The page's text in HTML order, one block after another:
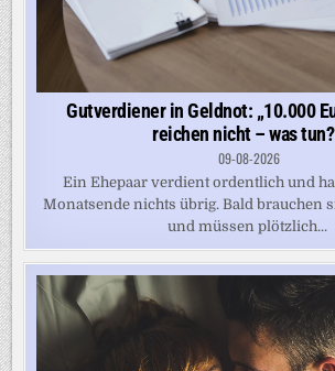
Gutverdiener in Geldnot: „10.000
reichen nicht – was
09-08-2026
Ein Ehepaar verdient ordentlich und
Monatsende nichts übrig. Bald brauchen
und müssen plötzlich...